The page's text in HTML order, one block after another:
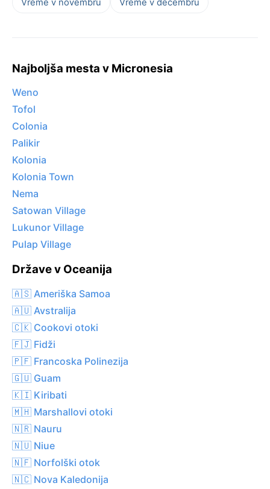
Vreme v novembru Vreme v decembru
Najboljša mesta v Micronesia
Weno
Tofol
Colonia
Palikir
Kolonia
Kolonia Town
Nema
Satowan Village
Lukunor Village
Pulap Village
Države v Oceanija
🇦🇸 Ameriška Samoa
🇦🇺 Avstralija
🇨🇰 Cookovi otoki
🇫🇯 Fidži
🇵🇫 Francoska Polinezija
🇬🇺 Guam
🇰🇮 Kiribati
🇲🇭 Marshallovi otoki
🇳🇷 Nauru
🇳🇺 Niue
🇳🇫 Norfolški otok
🇳🇨 Nova Kaledonija